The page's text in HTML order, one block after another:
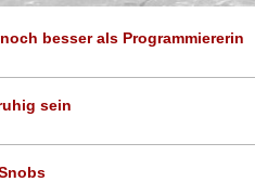
besser als Programmiererin
sein